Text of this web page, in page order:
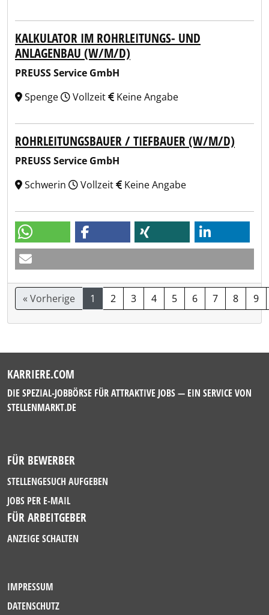
KALKULATOR IM ROHRLEITUNGS- UND
ANLAGENBAU (W/M/D)
PREUSS Service GmbH
Spenge
Vollzeit Keine Angabe
ROHRLEITUNGSBAUER / TIEFBAUER (W/M/D)
PREUSS Service GmbH
Schwerin
Vollzeit Keine Angabe
« Vorherige 1 2 3 4 5 6 7 8 9
KARRIERE.COM
DIE SPEZIAL-JOBBÖRSE FÜR ATTRAKTIVE JOBS — EIN SERVICE VON
STELLENMARKT.DE
FÜR BEWERBER
STELLENGESUCH AUFGEBEN
JOBS PER E-MAIL
FÜR ARBEITGEBER
ANZEIGE SCHALTEN
IMPRESSUM
DATENSCHUTZ